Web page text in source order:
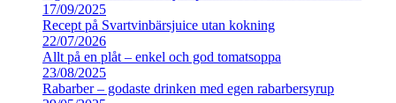
17/09/2025
Recept på Svartvinbärsjuice utan kokning
22/07/2026
Allt på en plåt – enkel och god tomatsoppa
23/08/2025
Rabarber – godaste drinken med egen rabarbersyrup